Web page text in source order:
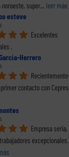
noroeste, super... leer más
esteve
Excelentes
.
Herrero
contacto con
Empresa seria,
excepcionales.